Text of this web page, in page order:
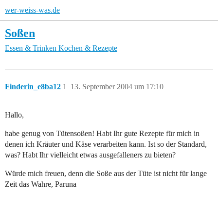
wer-weiss-was.de
Soßen
Essen & Trinken Kochen & Rezepte
Finderin_e8ba12 13. September 2004 um 17:10
1
Hallo,
habe genug von Tütensoßen! Habt Ihr gute Rezepte für mich in
denen ich Kräuter und Käse verarbeiten kann. Ist so der Standard,
was? Habt Ihr vielleicht etwas ausgefalleners zu bieten?
Würde mich freuen, denn die Soße aus der Tüte ist nicht für lange
Zeit das Wahre, Paruna